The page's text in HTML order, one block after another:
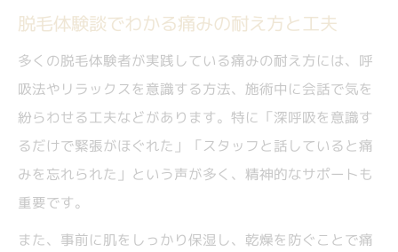
脱毛体験談でわかる痛みの耐え方と工夫
多くの脱毛体験者が実践している痛みの耐え方には、呼
吸法やリラックスを意識する方法、施術中に会話で気を
紛らわせる工夫などがあります。特に「深呼吸を意識す
るだけで緊張がほぐれた」「スタッフと話していると痛
みを忘れられた」という声が多く、精神的なサポートも
重要です。
また、事前に肌をしっかり保湿し、乾燥を防ぐことで痛